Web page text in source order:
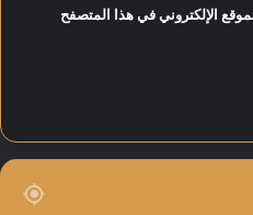
الإلكتروني في هذا المتصفح